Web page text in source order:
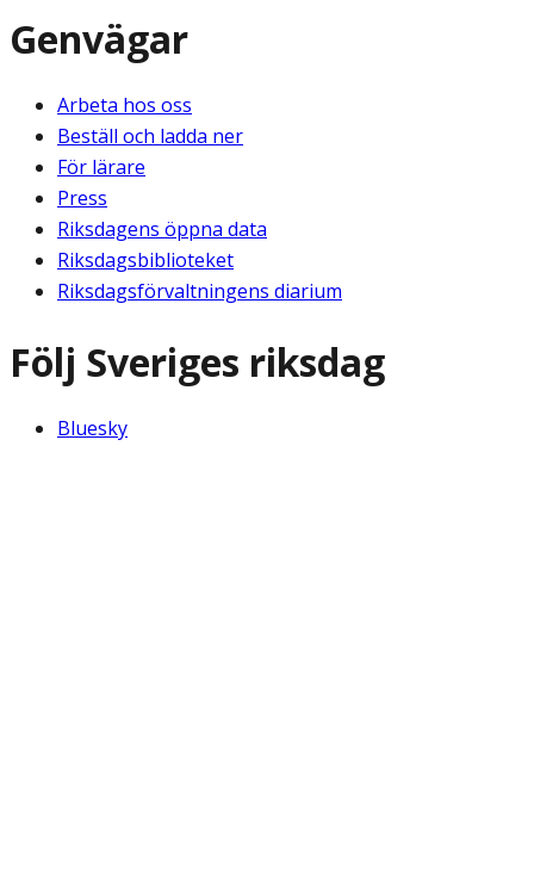
Genvägar
Arbeta hos oss
Beställ och ladda ner
För lärare
Press
Riksdagens öppna data
Riksdagsbiblioteket
Riksdagsförvaltningens diarium
Följ Sveriges riksdag
Bluesky